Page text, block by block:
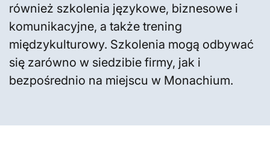
również szkolenia językowe, biznesowe i
komunikacyjne, a także trening
międzykulturowy. Szkolenia mogą odbywać
się zarówno w siedzibie firmy, jak i
bezpośrednio na miejscu w Monachium.